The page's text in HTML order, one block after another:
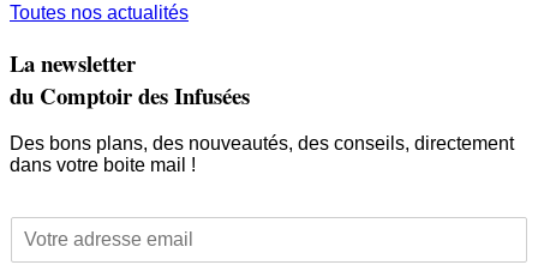
Toutes nos actualités
La newsletter
du Comptoir des Infusées
Des bons plans, des nouveautés, des conseils, directement
dans votre boite mail !
E
m
a